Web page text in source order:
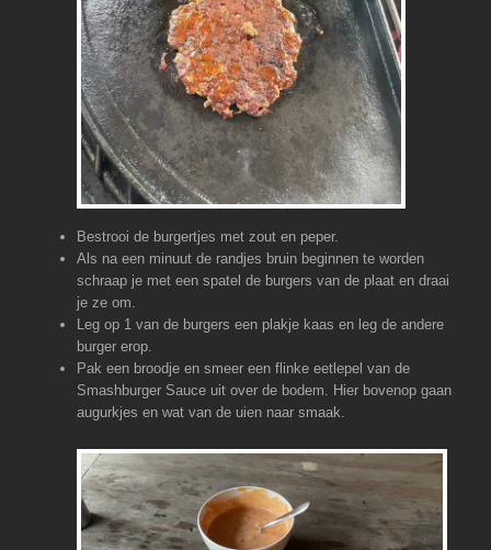
Bestrooi de burgertjes met zout en peper.
Als na een minuut de randjes bruin beginnen te worden
schraap je met een spatel de burgers van de plaat en draai
je ze om.
Leg op 1 van de burgers een plakje kaas en leg de andere
burger erop.
Pak een broodje en smeer een flinke eetlepel van de
Smashburger Sauce uit over de bodem. Hier bovenop gaan
augurkjes en wat van de uien naar smaak.